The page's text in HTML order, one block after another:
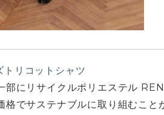
トリコットシャツ
部にリサイクルポリエステル
格でサステナブルに取り組むこと